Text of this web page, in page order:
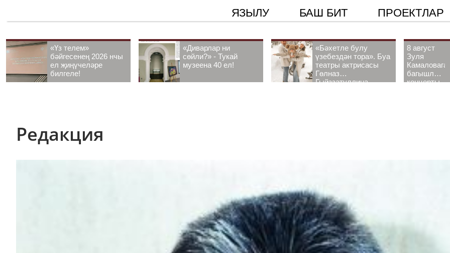
ЯЗЫЛУ БАШ БИТ ПРОЕКТЛАР
«Үз телем»
бәйгесенең 2026 нчы
ел җиңүчеләре
билгеле!
«Диварлар ни
сөйли?» - Тукай
музеена 40 ел!
«Бәхетле булу
үзебездән тора». Буа
театры актрисасы
Гөлназ
Гыйззәтуллина-
8 август
Зуля
Камаловага
багышлау
концерты
Редакция